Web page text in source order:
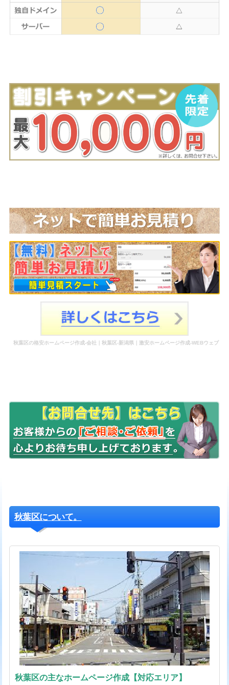
秋葉区の格安ホームページ作成-会社｜秋葉区-新潟県｜激安ホームページ作成-WEBウェブ
秋葉区について。
秋葉区の主なホームページ作成【対応エリア】